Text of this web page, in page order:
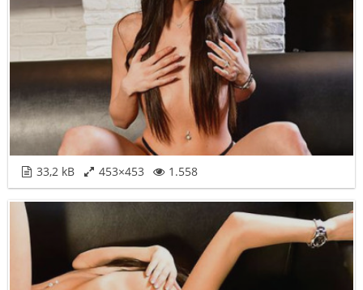
33,2 kB 453×453 1.558